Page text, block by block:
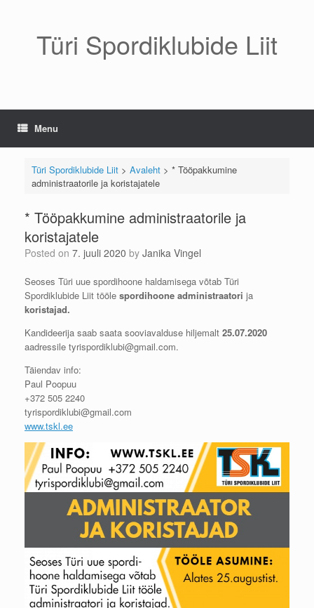
Türi Spordiklubide Liit
Menu
Türi Spordiklubide Liit> Avaleht> * Tööpakkumine
administraatorile ja koristajatele
* Tööpakkumine administraatorile ja
koristajatele
Posted on 7. juuli 2020 by Janika Vingel
Seoses Türi uue spordihoone haldamisega võtab Türi
Spordiklubide Liit tööle spordihoone administraatori ja
koristajad.
Kandideerija saab saata sooviavalduse hiljemalt 25.07.2020
aadressile tyrispordiklubi@gmail.com.
Täiendav info:
Paul Poopuu
+372 505 2240
tyrispordiklubi@gmail.com
www.tskl.ee